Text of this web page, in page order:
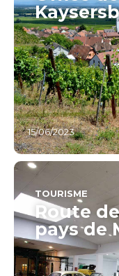
15/06/2023
TOURISME
Route
pays de